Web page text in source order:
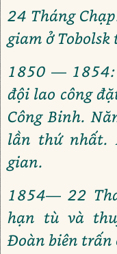
24 Tháng
giam ở Tobolsk
1850 — 1854:
đội lao công
Công Binh.
lần thứ nhất.
gian.
1854— 22
hạn tù và
Đoàn biên trấn